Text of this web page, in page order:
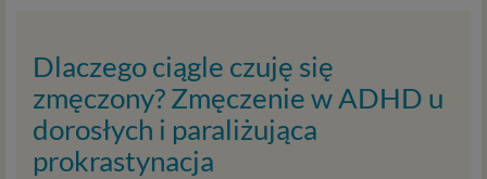
Dlaczego ciągle czuję się
zmęczony? Zmęczenie w ADHD u
dorosłych i paraliżująca
prokrastynacja